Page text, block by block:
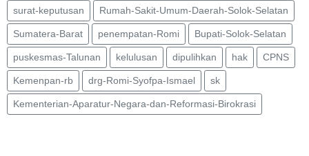
surat-keputusan Rumah-Sakit-Umum-Daerah-Solok-Selatan
Sumatera-Barat penempatan-Romi Bupati-Solok-Selatan
puskesmas-Talunan kelulusan dipulihkan hak CPNS
Kemenpan-rb drg-Romi-Syofpa-Ismael sk
Kementerian-Aparatur-Negara-dan-Reformasi-Birokrasi